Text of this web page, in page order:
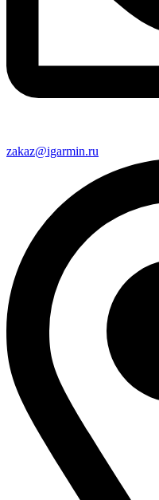
zakaz@igarmin.ru